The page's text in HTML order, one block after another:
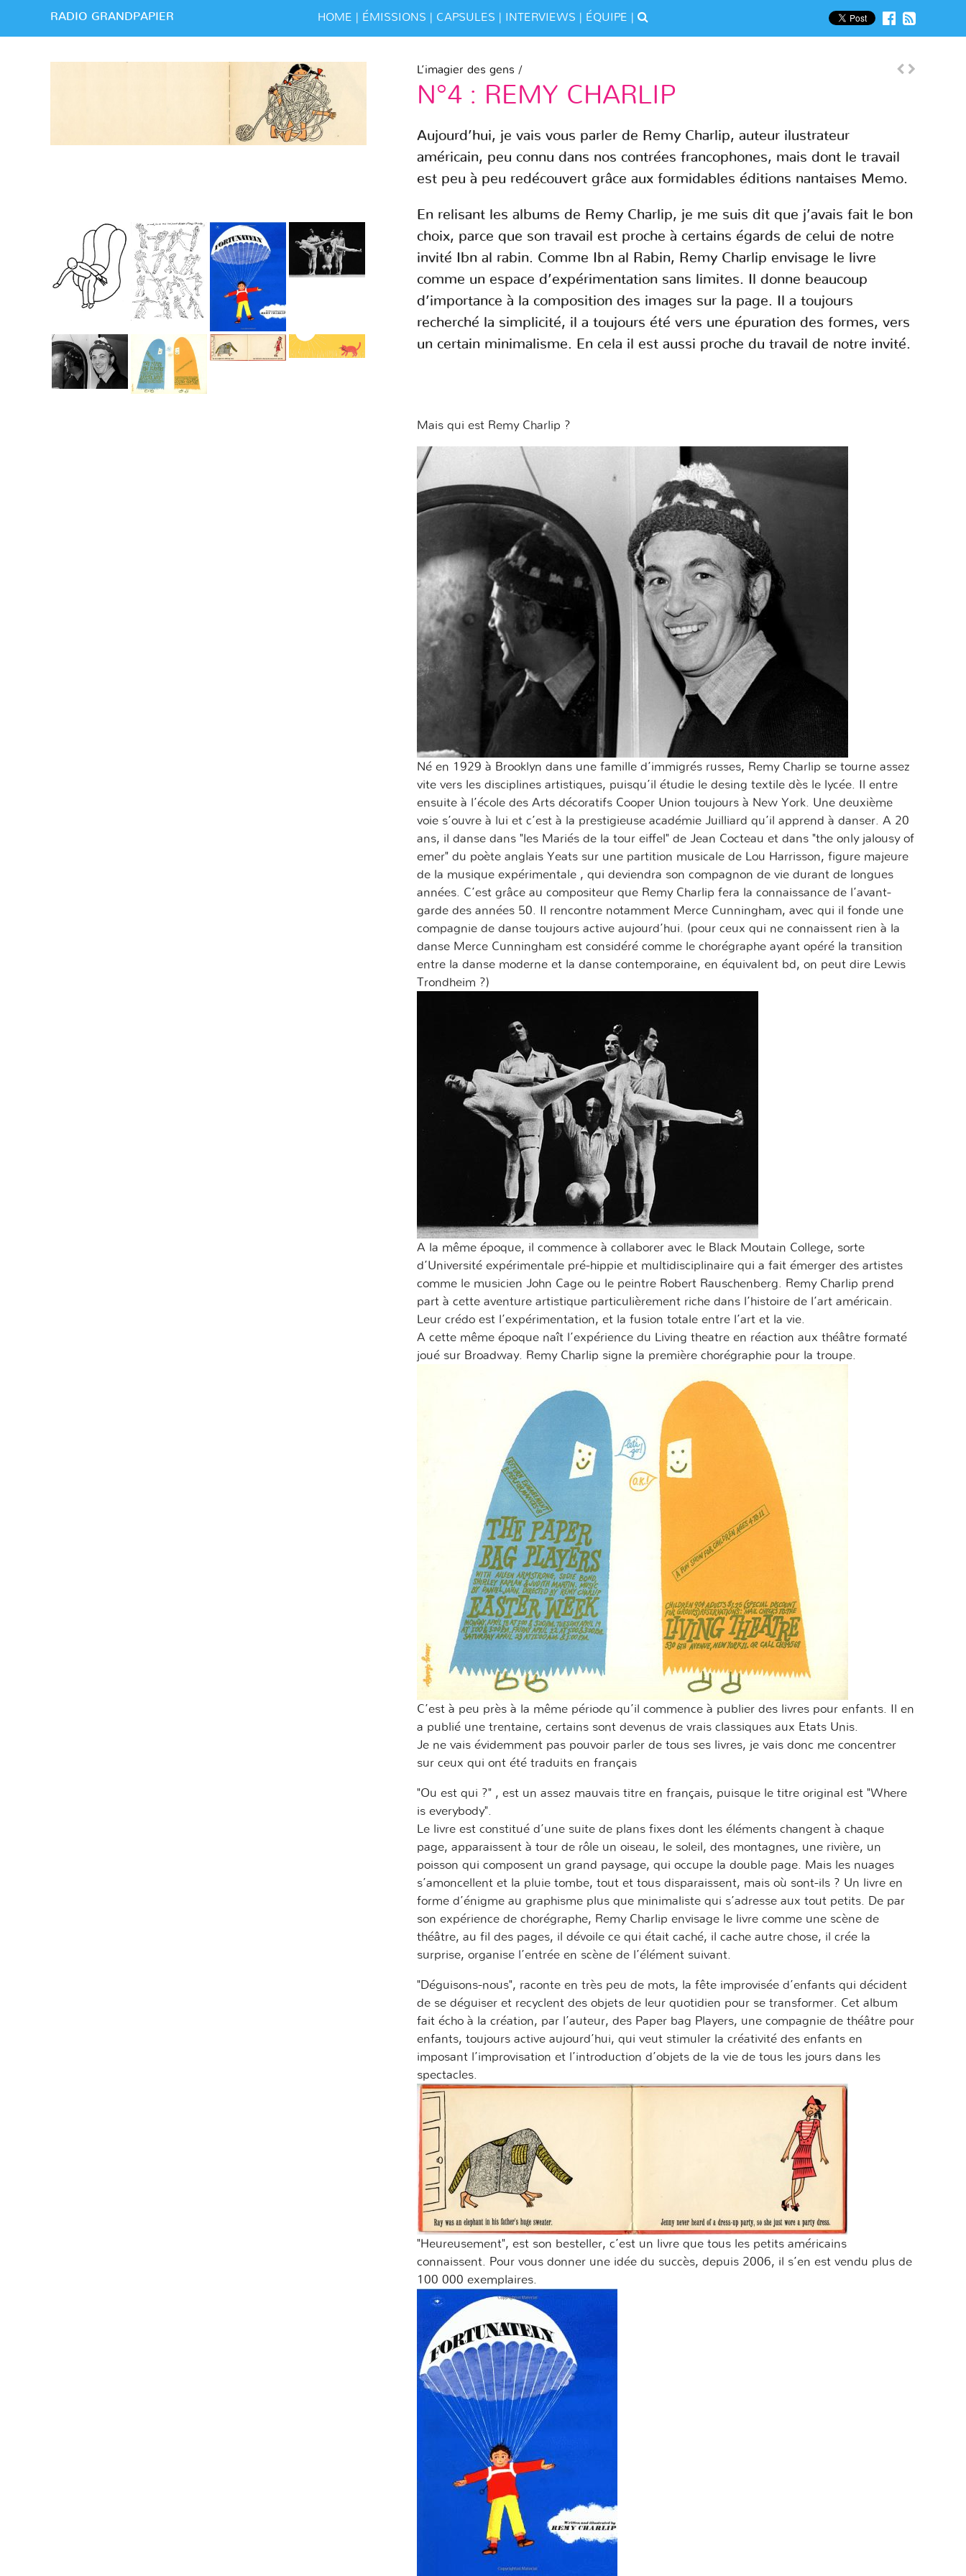
RADIO GRANDPAPIER HOME ÉMISSIONS CAPSULES INTERVIEWS ÉQUIPE
L’imagier des gens /
N°4 : REMY CHARLIP
Aujourd’hui, je vais vous parler de Remy Charlip, auteur ilustrateur
américain, peu connu dans nos contrées francophones, mais dont le travail
est peu à peu redécouvert grâce aux formidables éditions nantaises Memo.
En relisant les albums de Remy Charlip, je me suis dit que j’avais fait le bon
choix, parce que son travail est proche à certains égards de celui de notre
invité Ibn al rabin. Comme Ibn al Rabin, Remy Charlip envisage le livre
comme un espace d’expérimentation sans limites. Il donne beaucoup
d’importance à la composition des images sur la page. Il a toujours
recherché la simplicité, il a toujours été vers une épuration des formes, vers
un certain minimalisme. En cela il est aussi proche du travail de notre invité.
Mais qui est Remy Charlip ?
Né en 1929 à Brooklyn dans une famille d’immigrés russes, Remy Charlip se tourne assez
vite vers les disciplines artistiques, puisqu’il étudie le desing textile dès le lycée. Il entre
ensuite à l’école des Arts décoratifs Cooper Union toujours à New York. Une deuxième
voie s’ouvre à lui et c’est à la prestigieuse académie Juilliard qu’il apprend à danser. A 20
ans, il danse dans "les Mariés de la tour eiffel" de Jean Cocteau et dans "the only jalousy of
emer" du poète anglais Yeats sur une partition musicale de Lou Harrisson, figure majeure
de la musique expérimentale , qui deviendra son compagnon de vie durant de longues
années. C’est grâce au compositeur que Remy Charlip fera la connaissance de l’avant-
garde des années 50. Il rencontre notamment Merce Cunningham, avec qui il fonde une
compagnie de danse toujours active aujourd’hui. (pour ceux qui ne connaissent rien à la
danse Merce Cunningham est considéré comme le chorégraphe ayant opéré la transition
entre la danse moderne et la danse contemporaine, en équivalent bd, on peut dire Lewis
Trondheim ?)
A la même époque, il commence à collaborer avec le Black Moutain College, sorte
d’Université expérimentale pré-hippie et multidisciplinaire qui a fait émerger des artistes
comme le musicien John Cage ou le peintre Robert Rauschenberg. Remy Charlip prend
part à cette aventure artistique particulièrement riche dans l’histoire de l’art américain.
Leur crédo est l’expérimentation, et la fusion totale entre l’art et la vie.
A cette même époque naît l’expérience du Living theatre en réaction aux théâtre formaté
joué sur Broadway. Remy Charlip signe la première chorégraphie pour la troupe.
C’est à peu près à la même période qu’il commence à publier des livres pour enfants. Il en
a publié une trentaine, certains sont devenus de vrais classiques aux Etats Unis.
Je ne vais évidemment pas pouvoir parler de tous ses livres, je vais donc me concentrer
sur ceux qui ont été traduits en français
"Ou est qui ?" , est un assez mauvais titre en français, puisque le titre original est "Where
is everybody".
Le livre est constitué d’une suite de plans fixes dont les éléments changent à chaque
page, apparaissent à tour de rôle un oiseau, le soleil, des montagnes, une rivière, un
poisson qui composent un grand paysage, qui occupe la double page. Mais les nuages
s’amoncellent et la pluie tombe, tout et tous disparaissent, mais où sont-ils ? Un livre en
forme d’énigme au graphisme plus que minimaliste qui s’adresse aux tout petits. De par
son expérience de chorégraphe, Remy Charlip envisage le livre comme une scène de
théâtre, au fil des pages, il dévoile ce qui était caché, il cache autre chose, il crée la
surprise, organise l’entrée en scène de l’élément suivant.
"Déguisons-nous", raconte en très peu de mots, la fête improvisée d’enfants qui décident
de se déguiser et recyclent des objets de leur quotidien pour se transformer. Cet album
fait écho à la création, par l’auteur, des Paper bag Players, une compagnie de théâtre pour
enfants, toujours active aujourd’hui, qui veut stimuler la créativité des enfants en
imposant l’improvisation et l’introduction d’objets de la vie de tous les jours dans les
spectacles.
"Heureusement", est son besteller, c’est un livre que tous les petits américains
connaissent. Pour vous donner une idée du succès, depuis 2006, il s’en est vendu plus de
100 000 exemplaires.